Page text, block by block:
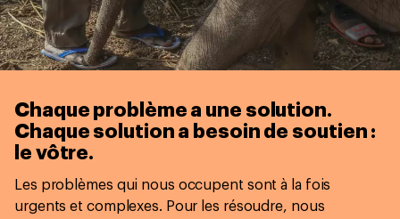
Chaque problème a une solution.
Chaque solution a besoin de soutien :
le vôtre.
Les problèmes qui nous occupent sont à la fois
urgents et complexes. Pour les résoudre, nous